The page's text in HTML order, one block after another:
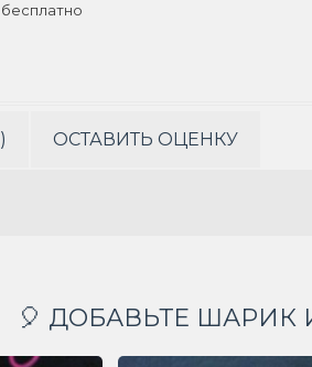
ОСТАВИТЬ ОЦЕНКУ
🎈 ДОБАВЬТЕ ШАРИК